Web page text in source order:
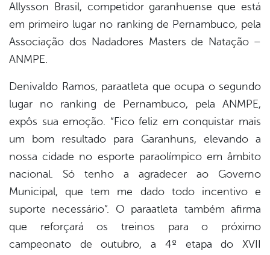
Allysson Brasil, competidor garanhuense que está
em primeiro lugar no ranking de Pernambuco, pela
Associação dos Nadadores Masters de Natação –
ANMPE.
Denivaldo Ramos, paraatleta que ocupa o segundo
lugar no ranking de Pernambuco, pela ANMPE,
expôs sua emoção. “Fico feliz em conquistar mais
um bom resultado para Garanhuns, elevando a
nossa cidade no esporte paraolímpico em âmbito
nacional. Só tenho a agradecer ao Governo
Municipal, que tem me dado todo incentivo e
suporte necessário”. O paraatleta também afirma
que reforçará os treinos para o próximo
campeonato de outubro, a 4º etapa do XVII